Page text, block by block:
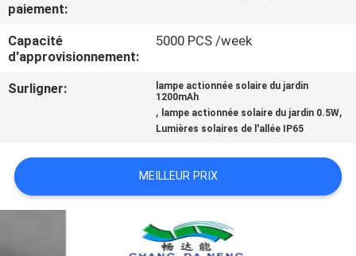
CONTACTER
NOUVELLES
DEMANDER
UN
paiement:
Capacité
d'approvisionnement:
5000 PCS /week
Surligner:
lampe actionnée solaire du jardin
1200mAh
, lampe actionnée solaire du jardin 0.5W,
Lumières solaires de l'allée IP65
MEILLEUR PRIX